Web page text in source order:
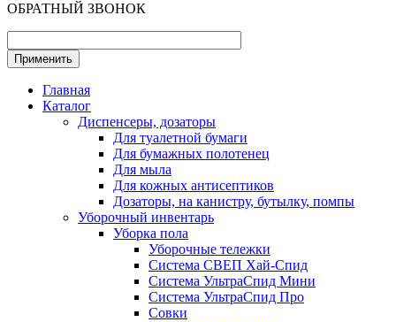
ОБРАТНЫЙ ЗВОНОК
Главная
Каталог
Диспенсеры, дозаторы
Для туалетной бумаги
Для бумажных полотенец
Для мыла
Для кожных антисептиков
Дозаторы, на канистру, бутылку, помпы
Уборочный инвентарь
Уборка пола
Уборочные тележки
Система СВЕП Хай-Спид
Система УльтраСпид Мини
Система УльтраСпид Про
Совки